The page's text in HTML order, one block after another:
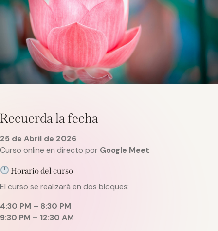
Recuerda la fecha
25 de Abril de 2026
Curso online en directo por Google Meet
Horariodelcurso
El curso se realizará en dos bloques:
4:30 PM – 8:30 PM
9:30 PM – 12:30 AM